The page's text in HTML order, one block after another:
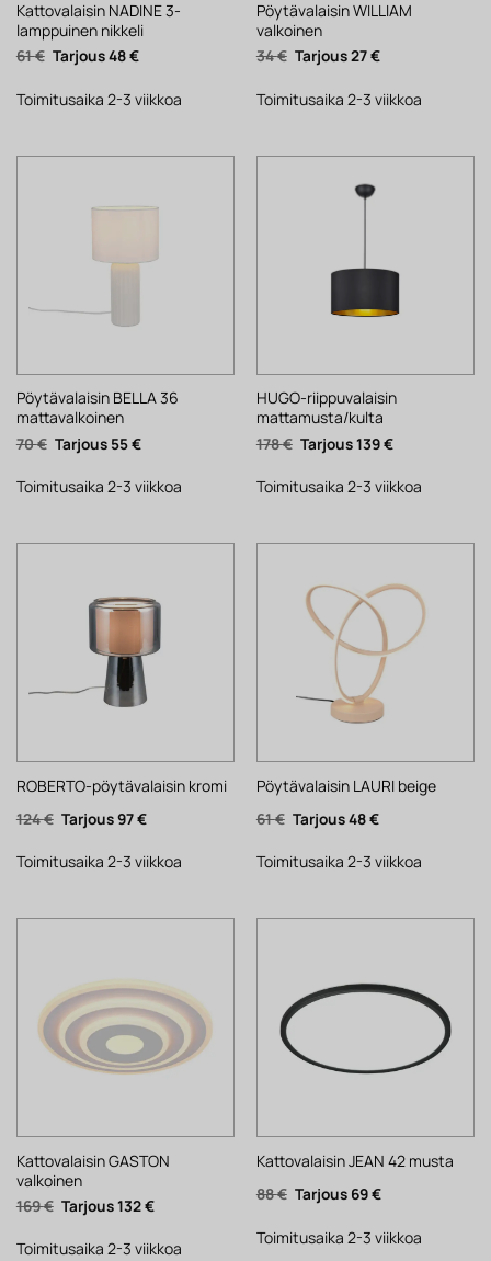
Kattovalaisin NADINE 3-
lamppuinen nikkeli
61€ Alkuperäinen
hinta
61 €.
48€Nykyinen
48 €.
Toimitusaika 2-3 viikkoa
Pöytävalaisin WILLIAM
valkoinen
34€ Alkuperäinen
hinta
34 €.
27€Nykyinen
27 €.
Toimitusaika 2-3 viikkoa
Pöytävalaisin BELLA 36
mattavalkoinen
70€ Alkuperäinen
hinta
70 €.
55€Nykyinen
55 €.
Toimitusaika 2-3 viikkoa
HUGO-riippuvalaisin
mattamusta/kulta
178€ Alkuperäinen
hinta
178 €.
139€Nykyinen
139 €.
Toimitusaika 2-3 viikkoa
ROBERTO-pöytävalaisin kromi
124€ Alkuperäinen
hinta
124 €.
97€Nykyinen
97 €.
Toimitusaika 2-3 viikkoa
Pöytävalaisin LAURI beige
61€ Alkuperäinen
hinta
61 €.
48€Nykyinen
48 €.
Toimitusaika 2-3 viikkoa
Kattovalaisin GASTON
valkoinen
169€ Alkuperäinen
hinta
169 €.
132€Nykyinen
132 €.
Toimitusaika 2-3 viikkoa
Kattovalaisin JEAN 42 musta
88€ Alkuperäinen
hinta
88 €.
69€Nykyinen
69 €.
Toimitusaika 2-3 viikkoa